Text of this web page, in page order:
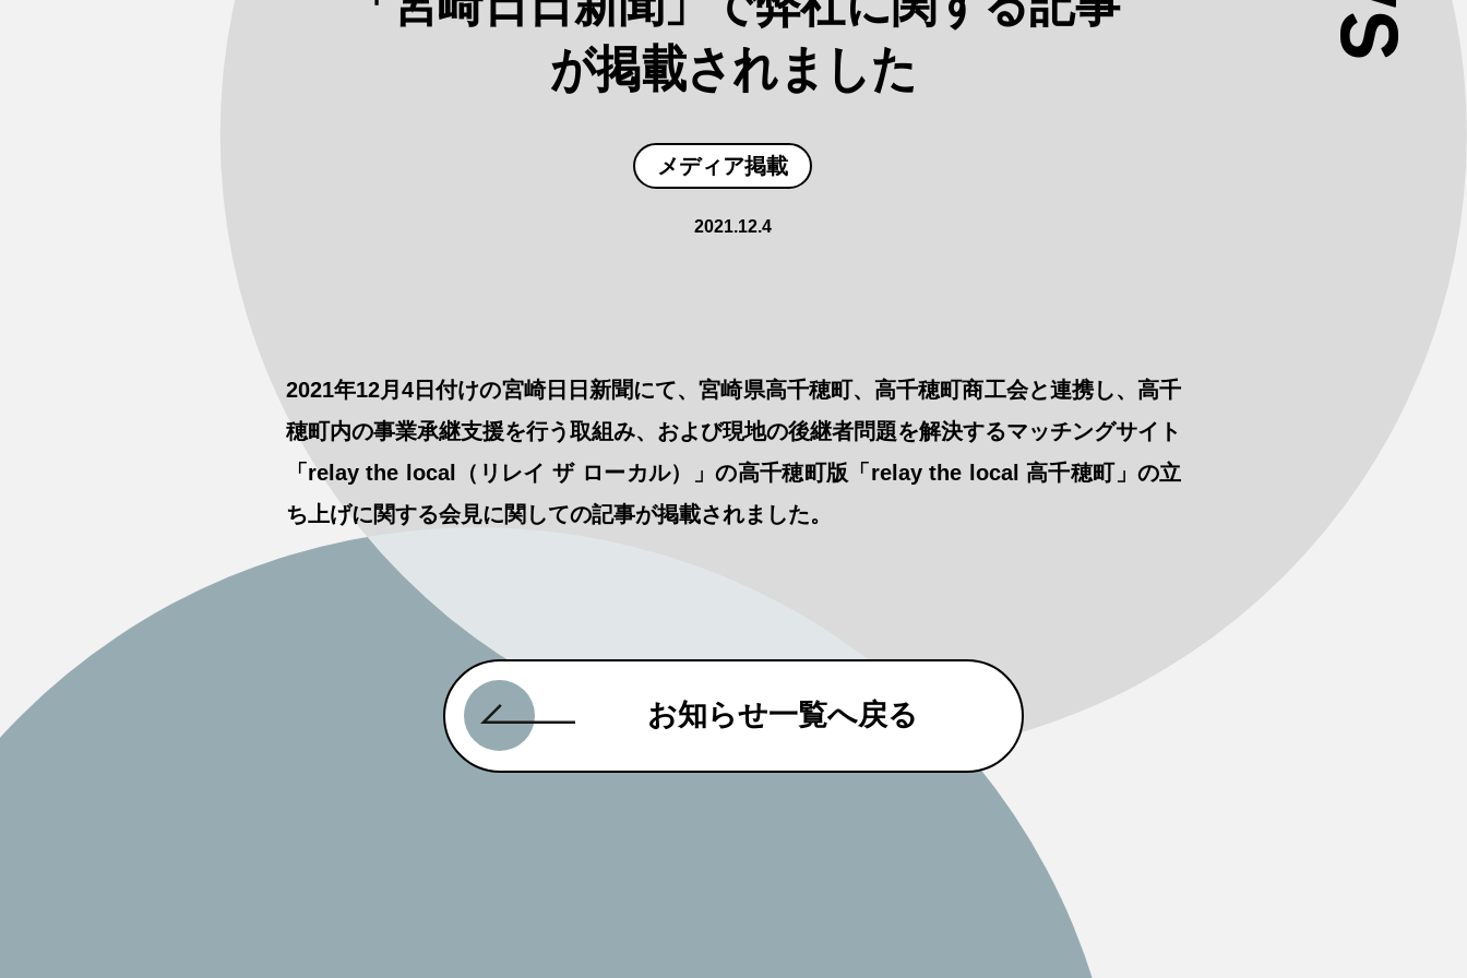
が掲載されました
メディア掲載
2021.12.4
2021年12月4日付けの宮崎日日新聞にて、宮崎県高千穂町、高千穂町商工会と連携し、高千
穂町内の事業承継支援を行う取組み、および現地の後継者問題を解決するマッチングサイト
「relay the local（リレイ ザ ローカル）」の高千穂町版「relay the local 高千穂町」の立
ち上げに関する会見に関しての記事が掲載されました。
お知らせ一覧へ戻る